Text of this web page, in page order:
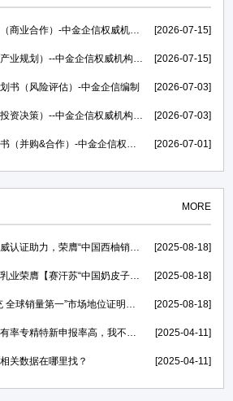
智慧物业项目商业计划（商业合作）-中金企信权威机构编制 [2026-07-15]
油服行业项目建议书（产业规划）--中金企信权威机构编制 [2026-07-15]
书（风险评估）-中金企信编制 [2026-07-03]
养老健康项目建议书（投资决策）--中金企信权威机构编制 [2026-07-03]
家政服务项目合作计划书（并购&合作）-中金企信权威机构编制 [2026-07-01]
MORE
赣南稀柚获中金企信权威认证助力，荣膺“中国西柚销量第一”证明 [2025-08-18]
市场地位确认书：维聪乳业荣膺【赛汗苏“中国奶皮子老酸奶开创者”】 [2025-08-18]
盛弘股份荣膺“兆瓦超充 全球销量第一”市场地位证明，打造世界一流的电力能源科技创新IP [2025-08-18]
为什么其他品牌市场占有率专精特新申报率高，我不行？ [2025-04-11]
关数据在哪里找？ [2025-04-11]